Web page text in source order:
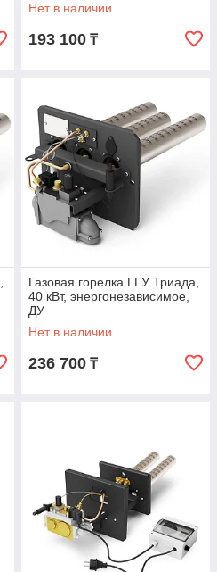
Нет в наличии
193 100 ₸
Газовая горелка ГГУ Триада,
40 кВт, энергонезависимое,
ДУ
Нет в наличии
236 700 ₸